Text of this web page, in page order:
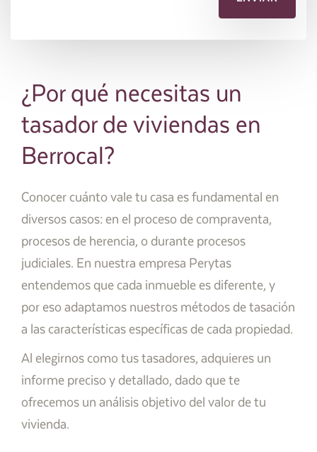
¿Por qué necesitas un
tasador de viviendas en
Berrocal?
Conocer cuánto vale tu casa es fundamental en
diversos casos: en el proceso de compraventa,
procesos de herencia, o durante procesos
judiciales. En nuestra empresa Perytas
entendemos que cada inmueble es diferente, y
por eso adaptamos nuestros métodos de tasación
a las características específicas de cada propiedad.
Al elegirnos como tus tasadores, adquieres un
informe preciso y detallado, dado que te
ofrecemos un análisis objetivo del valor de tu
vivienda.